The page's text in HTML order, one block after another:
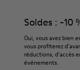
Soldes : -10
Oui, vous avez bien
vous profiterez
réductions, d’accès
événements.